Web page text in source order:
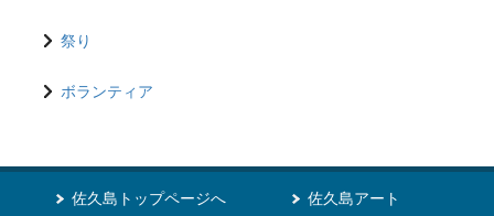
祭り
ボランティア
佐久島トップページへ
佐久島アート